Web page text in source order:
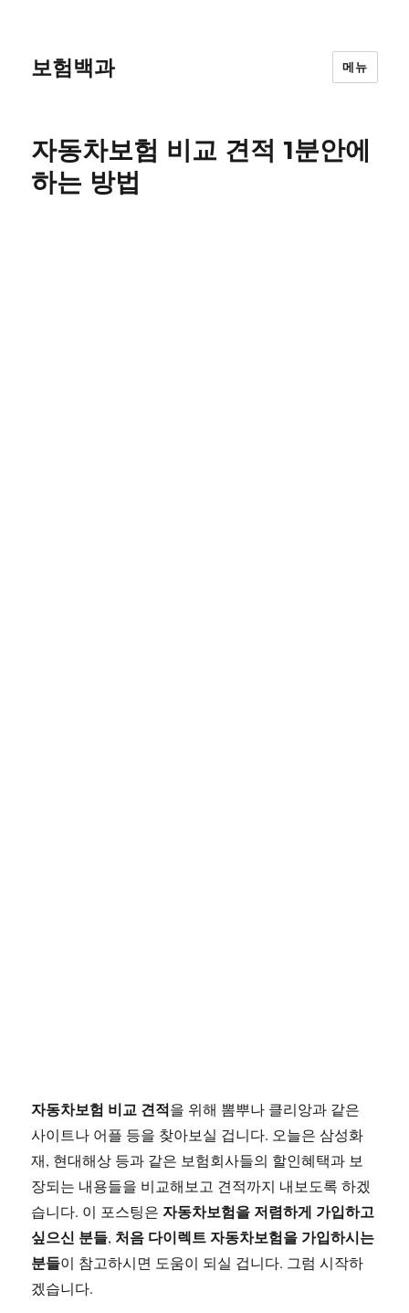
보험백과 메뉴
자동차보험 비교 견적 1분안에
하는 방법
자동차보험 비교 견적을 위해 뽐뿌나 클리앙과 같은
사이트나 어플 등을 찾아보실 겁니다. 오늘은 삼성화
재, 현대해상 등과 같은 보험회사들의 할인혜택과 보
장되는 내용들을 비교해보고 견적까지 내보도록 하겠
습니다. 이 포스팅은자동차보험을 저렴하게 가입하고
싶으신 분들, 처음 다이렉트 자동차보험을 가입하시는
분들이 참고하시면 도움이 되실 겁니다. 그럼 시작하
겠습니다.